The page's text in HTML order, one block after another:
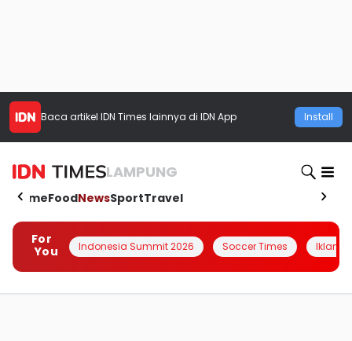
Baca artikel IDN Times lainnya di IDN App Install
LAMPUNG
HomeFoodNewsSportTravel
For
You
Indonesia Summit 2026 Soccer Times Iklanin